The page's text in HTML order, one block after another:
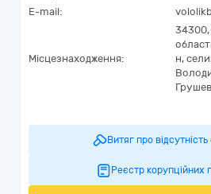
E-mail:
Місцезнаходження:
34300,
н,
Витяг про відсутність
Реєстр корупційних